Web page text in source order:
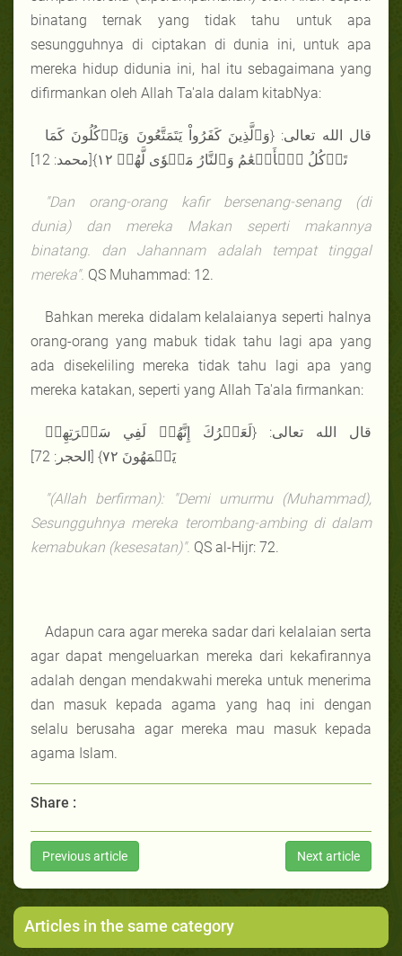
binatang ternak yang tidak tahu untuk apa
sesungguhnya di ciptakan di dunia ini, untuk apa
mereka hidup didunia ini, hal itu sebagaimana yang
difirmankan oleh Allah Ta'ala dalam kitabNya:
قال الله تعالى: {وَٱلَّذِينَ كَفَرُواْ يَتَمَتَّعُونَ وَيَأۡكُلُونَ كَمَا
تَأۡكُلُ ٱلۡأَنۡعَٰمُ وَٱلنَّارُ مَثۡوٗى لَّهُمۡ ١٢}[محمد: 12]
"Dan orang-orang kafir bersenang-senang (di
dunia) dan mereka Makan seperti makannya
binatang. dan Jahannam adalah tempat tinggal
mereka". QS Muhammad: 12.
Bahkan mereka didalam kelalaianya seperti halnya
orang-orang yang mabuk tidak tahu lagi apa yang
ada disekeliling mereka tidak tahu lagi apa yang
mereka katakan, seperti yang Allah Ta'ala firmankan:
قال الله تعالى: {لَعَمۡرُكَ إِنَّهُمۡ لَفِي سَكۡرَتِهِمۡ
يَعۡمَهُونَ ٧٢} [الحجر: 72]
"(Allah berfirman): "Demi umurmu (Muhammad),
Sesungguhnya mereka terombang-ambing di dalam
kemabukan (kesesatan)". QS al-Hijr: 72.
Adapun cara agar mereka sadar dari kelalaian serta
agar dapat mengeluarkan mereka dari kekafirannya
adalah dengan mendakwahi mereka untuk menerima
dan masuk kepada agama yang haq ini dengan
selalu berusaha agar mereka mau masuk kepada
agama Islam.
Share :
Previous article Next article
Articles in the same category